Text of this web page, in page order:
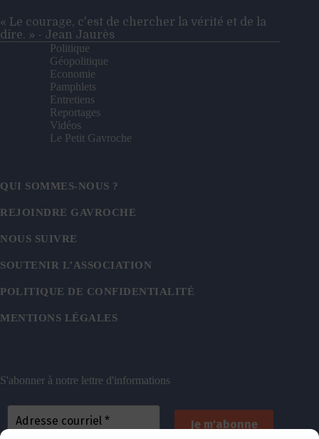
« Le courage, c'est de chercher la vérité et de la
dire. » - Jean Jaurès
Politique
Géopolitique
Economie
Pamphlets
Entretiens
Reportages
Vidéos
Le Petit Gavroche
QUI SOMMES-NOUS ?
REJOINDRE GAVROCHE
NOUS SUIVRE
SOUTENIR L’ASSOCIATION
POLITIQUE DE CONFIDENTIALITÉ
MENTIONS LÉGALES
S'abonner à notre lettre d'informations